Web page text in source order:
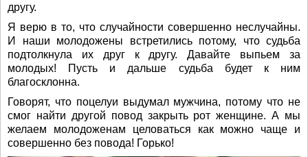
другу.
Я верю в то, что случайности совершенно неслучайны.
И наши молодожены встретились потому, что судьба
подтолкнула их друг к другу. Давайте выпьем за
молодых! Пусть и дальше судьба будет к ним
благосклонна.
Говорят, что поцелуи выдумал мужчина, потому что не
смог найти другой повод закрыть рот женщине. А мы
желаем молодоженам целоваться как можно чаще и
совершенно без повода! Горько!